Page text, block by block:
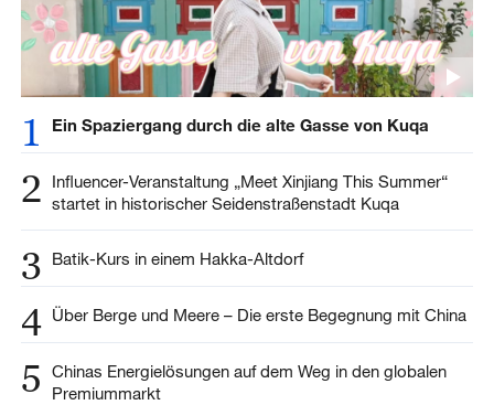
1 Ein Spaziergang durch die alte Gasse von Kuqa
2
Influencer-Veranstaltung „Meet Xinjiang This Summer“
startet in historischer Seidenstraßenstadt Kuqa
3 Batik-Kurs in einem Hakka-Altdorf
4 Über Berge und Meere – Die erste Begegnung mit China
5
Chinas Energielösungen auf dem Weg in den globalen
Premiummarkt